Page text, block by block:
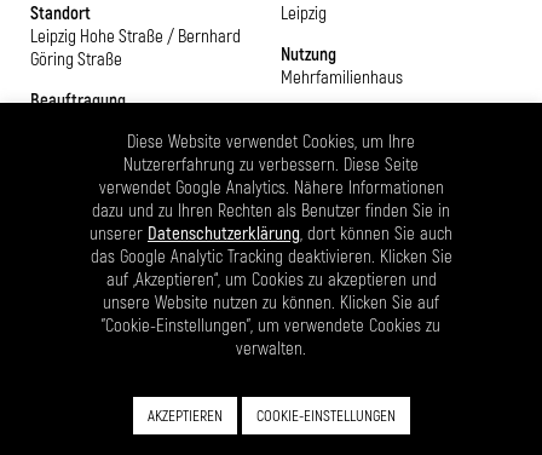
Standort
Leipzig Hohe Straße / Bernhard
Göring Straße
Beauftragung
Bearbeitungszeit
Baywobau GmbH / Niederlassung
Leipzig
Nutzung
Mehrfamilienhaus
2.480 m² zzgl. Garage
Nutzfläche
Wohnen 1.860 m²
Das Baugrundstück für das geplante Mehrfamilienhaus befindet
sich in der Leipziger Südvorstadt an der Kreuzung Hohe Straße /
Straße verläuft parallel zur stadtteilprägenden Karl Liebknecht
Straße und beide sind durch die Hohe Straße miteinander
Diese Website verwendet Cookies, um Ihre
Nutzererfahrung zu verbessern. Diese Seite
verwendet Google Analytics. Nähere Informationen
dazu und zu Ihren Rechten als Benutzer finden Sie in
unserer Datenschutzerklärung , dort können Sie auch
das Google Analytic Tracking deaktivieren. Klicken Sie
auf „Akzeptieren“, um Cookies zu akzeptieren und
unsere Website nutzen zu können. Klicken Sie auf
"Cookie-Einstellungen", um verwendete Cookies zu
verwalten.
AKZEPTIEREN COOKIE-EINSTELLUNGEN